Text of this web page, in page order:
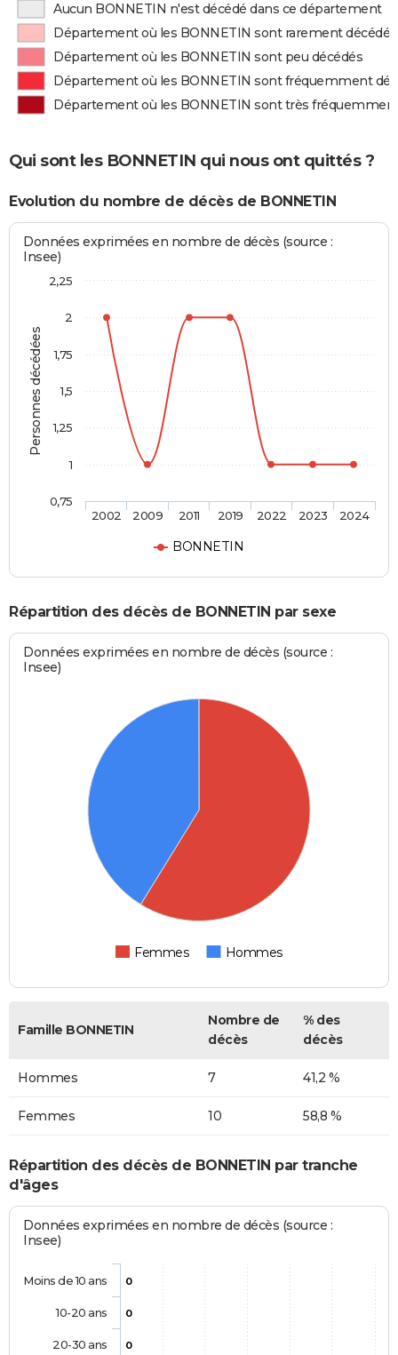
Aucun BONNETIN n'est décédé dans ce département
Département où les BONNETIN sont rarement décédés
Département où les BONNETIN sont peu décédés
Département où les BONNETIN sont fréquemment
Département où les BONNETIN sont très
Qui sont les BONNETIN qui nous ont quittés ?
Evolution du nombre de décès de BONNETIN
Personnes décédées
Données exprimées en nombre de décès (source :
Insee)
BONNETIN
2002 2009 2011 2019 2022 2023 2024
0,75
1
1,25
1,5
1,75
2
2,25
Répartition des décès de BONNETIN par sexe
Données exprimées en nombre de décès (source :
Insee)
Femmes Hommes
Famille BONNETIN
Nombre de
décès
% des
décès
Hommes 7 41,2 %
Femmes 10 58,8 %
Répartition des décès de BONNETIN par tranche
d'âges
Données exprimées en nombre de décès (source :
Insee)
0
0
0
Moins de 10 ans
10-20 ans
20-30 ans